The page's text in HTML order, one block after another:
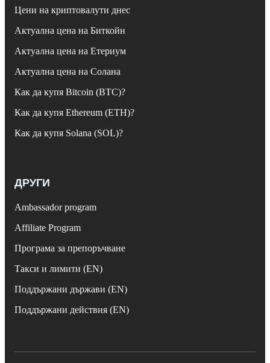
Цени на криптовалути днес
Актуална цена на Биткойн
Актуална цена на Етериум
Актуална цена на Солана
Как да купя Bitcoin (BTC)?
Как да купя Ethereum (ETH)?
Как да купя Solana (SOL)?
ДРУГИ
Ambassador program
Affiliate Program
Програма за препоръчване
Такси и лимити (EN)
Поддържани държави (EN)
Поддържани действия (EN)